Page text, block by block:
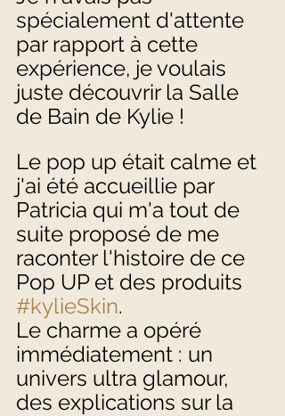
spécialement d'attente
par rapport à cette
expérience, je voulais
juste découvrir la Salle
de Bain de Kylie !
Le pop up était calme et
j'ai été accueillie par
Patricia qui m'a tout de
suite proposé de me
raconter l'histoire de ce
Pop UP et des produits
#kylieSkin.
Le charme a opéré
immédiatement : un
univers ultra glamour,
des explications sur la